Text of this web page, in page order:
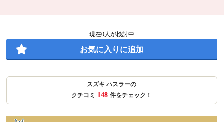
現在0人が検討中
お気に入りに追加
スズキ ハスラーの
クチコミ 148 件をチェック！